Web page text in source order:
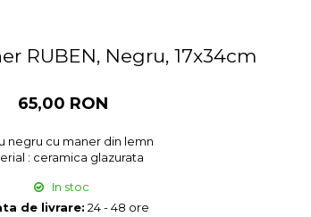
RUBEN, Negru, 17x34cm
65,00 RON
negru cu maner din lemn
: ceramica glazurata
In stoc
de livrare: 24 - 48 ore